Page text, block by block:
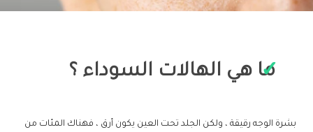
ما هي الهالات السوداء ؟
بشرة الوجه رقيقة ، ولكن الجلد تحت العين يكون أرق ، فهناك المئات من